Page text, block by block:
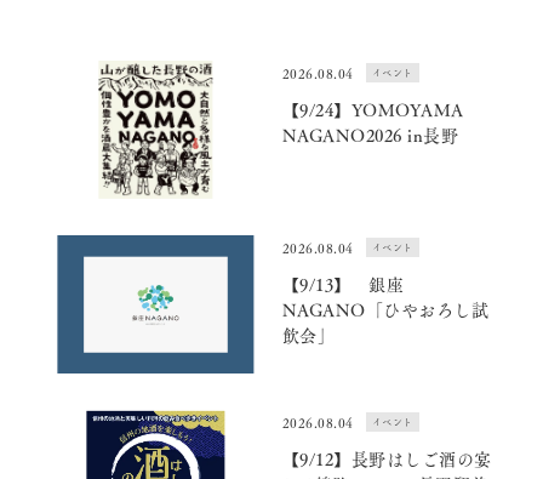
2026.08.04 イベント
【9/24】YOMOYAMA
NAGANO2026 in長野
2026.08.04 イベント
【9/13】 銀座
NAGANO「ひやおろし試
飲会」
2026.08.04 イベント
【9/12】長野はしご酒の宴